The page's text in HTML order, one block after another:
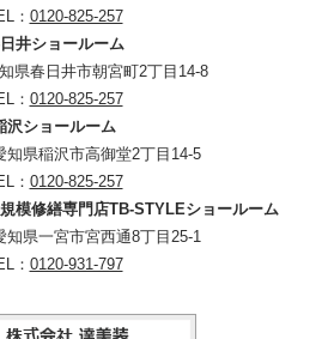
： 0120-825-257
井ショールーム
県春日井市朝宮町2丁目14-8
： 0120-825-257
沢ショールーム
知県稲沢市高御堂2丁目14-5
： 0120-825-257
模修繕専門店TB-STYLEショールーム
知県一宮市宮西通8丁目25-1
： 0120-931-797